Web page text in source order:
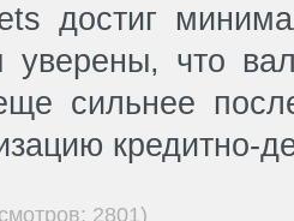
достиг
уверены, что
сильнее
кредитно-
2801)